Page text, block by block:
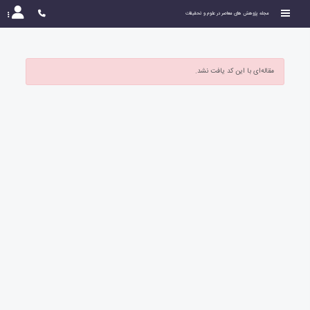
مجله پژوهش های معاصر در علوم و تحقیقات
مقاله‌ای با این کد یافت نشد.